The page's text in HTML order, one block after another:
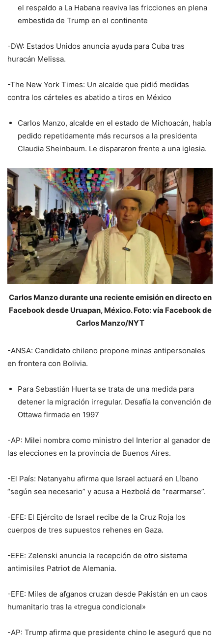
el respaldo a La Habana reaviva las fricciones en plena
embestida de Trump en el continente
-DW: Estados Unidos anuncia ayuda para Cuba tras
huracán Melissa.
-The New York Times: Un alcalde que pidió medidas
contra los cárteles es abatido a tiros en México
Carlos Manzo, alcalde en el estado de Michoacán, había
pedido repetidamente más recursos a la presidenta
Claudia Sheinbaum. Le dispararon frente a una iglesia.
Carlos Manzo durante una reciente emisión en directo en
Facebook desde Uruapan, México. Foto: vía Facebook de
Carlos Manzo/NYT
-ANSA: Candidato chileno propone minas antipersonales
en frontera con Bolivia.
Para Sebastián Huerta se trata de una medida para
detener la migración irregular. Desafía la convención de
Ottawa firmada en 1997
-AP: Milei nombra como ministro del Interior al ganador de
las elecciones en la provincia de Buenos Aires.
-El País: Netanyahu afirma que Israel actuará en Líbano
“según sea necesario” y acusa a Hezbolá de “rearmarse”.
-EFE: El Ejército de Israel recibe de la Cruz Roja los
cuerpos de tres supuestos rehenes en Gaza.
-EFE: Zelenski anuncia la recepción de otro sistema
antimisiles Patriot de Alemania.
-EFE: Miles de afganos cruzan desde Pakistán en un caos
humanitario tras la «tregua condicional»
-AP: Trump afirma que presidente chino le aseguró que no